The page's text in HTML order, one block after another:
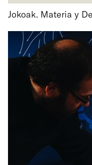
Jokoak. Materia y